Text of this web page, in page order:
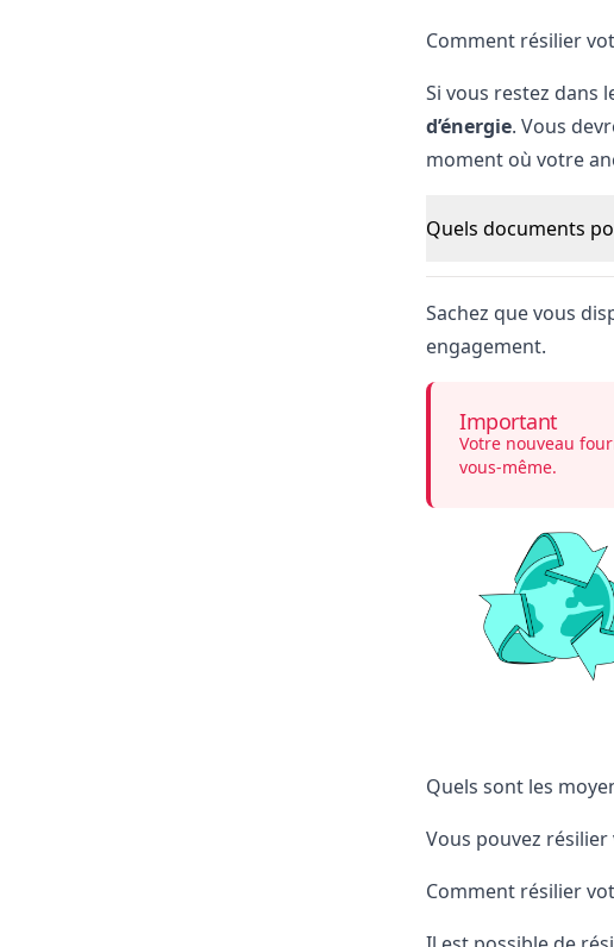
Comment résilier
Si vous restez dans
d’énergie. Vous
moment où votre
Quels documents
Sachez que vous
engagement.
Important
Votre nouveau
vous-même.
Quels sont les
Vous pouvez
Comment résilier